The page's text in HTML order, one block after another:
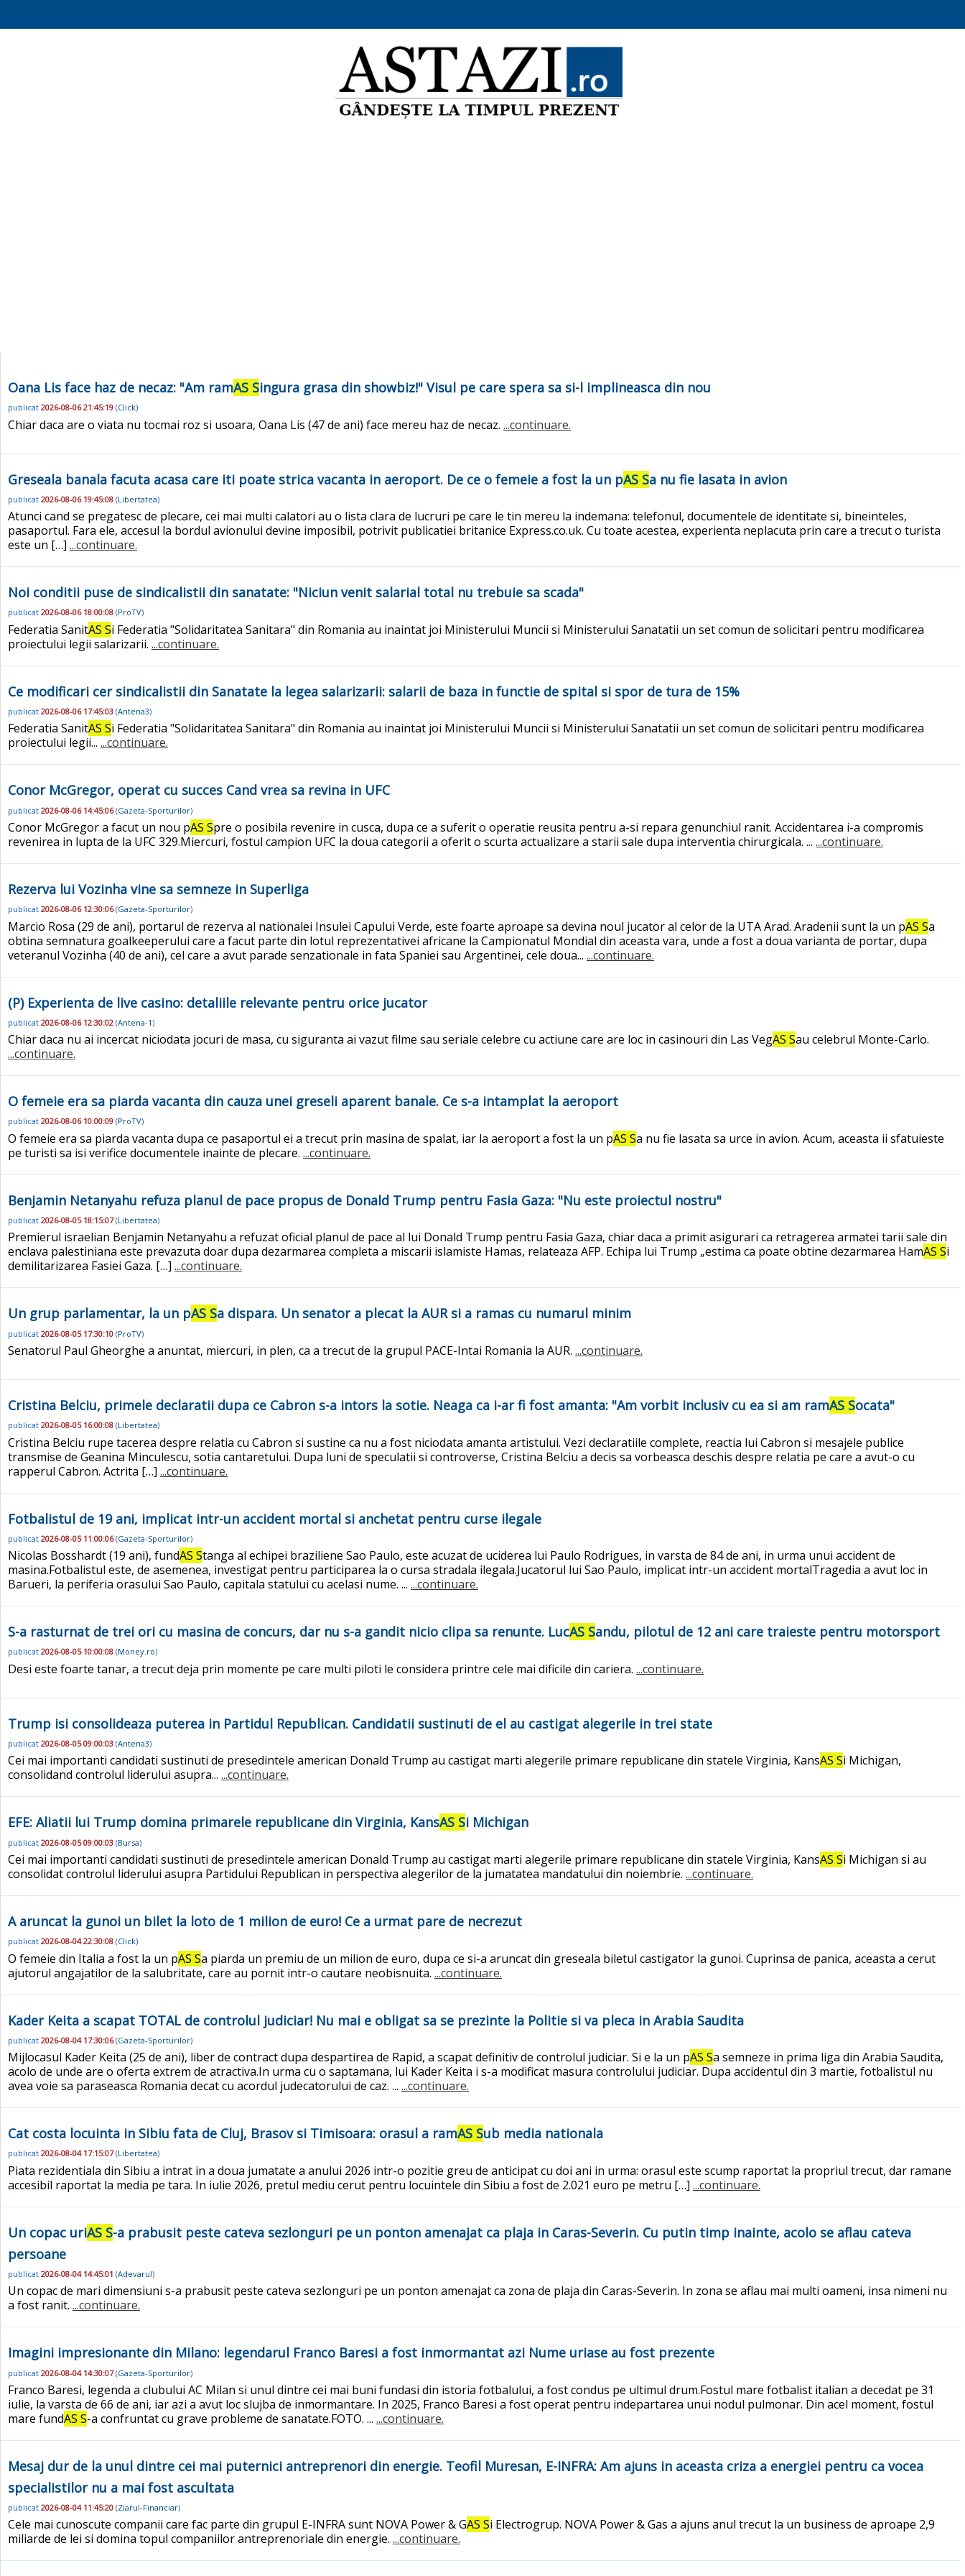
Oana Lis face haz de necaz: "Am ramAS Singura grasa din showbiz!" Visul pe care spera sa si-l implineasca din nou
publicat 2026-08-06 21:45:19 (Click)
Chiar daca are o viata nu tocmai roz si usoara, Oana Lis (47 de ani) face mereu haz de necaz. ...continuare.
Greseala banala facuta acasa care iti poate strica vacanta in aeroport. De ce o femeie a fost la un pAS Sa nu fie lasata in avion
publicat 2026-08-06 19:45:08 (Libertatea)
Atunci cand se pregatesc de plecare, cei mai multi calatori au o lista clara de lucruri pe care le tin mereu la indemana: telefonul, documentele de identitate si, bineinteles,
pasaportul. Fara ele, accesul la bordul avionului devine imposibil, potrivit publicatiei britanice Express.co.uk. Cu toate acestea, experienta neplacuta prin care a trecut o turista
este un […] ...continuare.
Noi conditii puse de sindicalistii din sanatate: "Niciun venit salarial total nu trebuie sa scada"
publicat 2026-08-06 18:00:08 (ProTV)
Federatia SanitAS Si Federatia "Solidaritatea Sanitara" din Romania au inaintat joi Ministerului Muncii si Ministerului Sanatatii un set comun de solicitari pentru modificarea
proiectului legii salarizarii. ...continuare.
Ce modificari cer sindicalistii din Sanatate la legea salarizarii: salarii de baza in functie de spital si spor de tura de 15%
publicat 2026-08-06 17:45:03 (Antena3)
Federatia SanitAS Si Federatia "Solidaritatea Sanitara" din Romania au inaintat joi Ministerului Muncii si Ministerului Sanatatii un set comun de solicitari pentru modificarea
proiectului legii... ...continuare.
Conor McGregor, operat cu succes Cand vrea sa revina in UFC
publicat 2026-08-06 14:45:06(Gazeta-Sporturilor)
Conor McGregor a facut un nou pAS Spre o posibila revenire in cusca, dupa ce a suferit o operatie reusita pentru a-si repara genunchiul ranit. Accidentarea i-a compromis
revenirea in lupta de la UFC 329.Miercuri, fostul campion UFC la doua categorii a oferit o scurta actualizare a starii sale dupa interventia chirurgicala. ... ...continuare.
Rezerva lui Vozinha vine sa semneze in Superliga
publicat 2026-08-06 12:30:06(Gazeta-Sporturilor)
Marcio Rosa (29 de ani), portarul de rezerva al nationalei Insulei Capului Verde, este foarte aproape sa devina noul jucator al celor de la UTA Arad. Aradenii sunt la un pAS Sa
obtina semnatura goalkeeperului care a facut parte din lotul reprezentativei africane la Campionatul Mondial din aceasta vara, unde a fost a doua varianta de portar, dupa
veteranul Vozinha (40 de ani), cel care a avut parade senzationale in fata Spaniei sau Argentinei, cele doua... ...continuare.
(P) Experienta de live casino: detaliile relevante pentru orice jucator
publicat 2026-08-06 12:30:02 (Antena-1)
Chiar daca nu ai incercat niciodata jocuri de masa, cu siguranta ai vazut filme sau seriale celebre cu actiune care are loc in casinouri din Las VegAS Sau celebrul Monte-Carlo.
...continuare.
O femeie era sa piarda vacanta din cauza unei greseli aparent banale. Ce s-a intamplat la aeroport
publicat 2026-08-06 10:00:09 (ProTV)
O femeie era sa piarda vacanta dupa ce pasaportul ei a trecut prin masina de spalat, iar la aeroport a fost la un pAS Sa nu fie lasata sa urce in avion. Acum, aceasta ii sfatuieste
pe turisti sa isi verifice documentele inainte de plecare. ...continuare.
Benjamin Netanyahu refuza planul de pace propus de Donald Trump pentru Fasia Gaza: "Nu este proiectul nostru"
publicat 2026-08-05 18:15:07(Libertatea)
Premierul israelian Benjamin Netanyahu a refuzat oficial planul de pace al lui Donald Trump pentru Fasia Gaza, chiar daca a primit asigurari ca retragerea armatei tarii sale din
enclava palestiniana este prevazuta doar dupa dezarmarea completa a miscarii islamiste Hamas, relateaza AFP. Echipa lui Trump „estima ca poate obtine dezarmarea HamAS Si
demilitarizarea Fasiei Gaza. […] ...continuare.
Un grup parlamentar, la un pAS Sa dispara. Un senator a plecat la AUR si a ramas cu numarul minim
publicat 2026-08-05 17:30:10 (ProTV)
Senatorul Paul Gheorghe a anuntat, miercuri, in plen, ca a trecut de la grupul PACE-Intai Romania la AUR. ...continuare.
Cristina Belciu, primele declaratii dupa ce Cabron s-a intors la sotie. Neaga ca i-ar fi fost amanta: "Am vorbit inclusiv cu ea si am ramAS Socata"
publicat 2026-08-05 16:00:08 (Libertatea)
Cristina Belciu rupe tacerea despre relatia cu Cabron si sustine ca nu a fost niciodata amanta artistului. Vezi declaratiile complete, reactia lui Cabron si mesajele publice
transmise de Geanina Minculescu, sotia cantaretului. Dupa luni de speculatii si controverse, Cristina Belciu a decis sa vorbeasca deschis despre relatia pe care a avut-o cu
rapperul Cabron. Actrita […] ...continuare.
Fotbalistul de 19 ani, implicat intr-un accident mortal si anchetat pentru curse ilegale
publicat 2026-08-05 11:00:06(Gazeta-Sporturilor)
Nicolas Bosshardt (19 ani), fundAS Stanga al echipei braziliene Sao Paulo, este acuzat de uciderea lui Paulo Rodrigues, in varsta de 84 de ani, in urma unui accident de
masina.Fotbalistul este, de asemenea, investigat pentru participarea la o cursa stradala ilegala.Jucatorul lui Sao Paulo, implicat intr-un accident mortalTragedia a avut loc in
Barueri, la periferia orasului Sao Paulo, capitala statului cu acelasi nume. ... ...continuare.
S-a rasturnat de trei ori cu masina de concurs, dar nu s-a gandit nicio clipa sa renunte. LucAS Sandu, pilotul de 12 ani care traieste pentru motorsport
publicat 2026-08-05 10:00:08 (Money.ro)
Desi este foarte tanar, a trecut deja prin momente pe care multi piloti le considera printre cele mai dificile din cariera. ...continuare.
Trump isi consolideaza puterea in Partidul Republican. Candidatii sustinuti de el au castigat alegerile in trei state
publicat 2026-08-05 09:00:03 (Antena3)
Cei mai importanti candidati sustinuti de presedintele american Donald Trump au castigat marti alegerile primare republicane din statele Virginia, KansAS Si Michigan,
consolidand controlul liderului asupra... ...continuare.
EFE: Aliatii lui Trump domina primarele republicane din Virginia, KansAS Si Michigan
publicat 2026-08-05 09:00:03 (Bursa)
Cei mai importanti candidati sustinuti de presedintele american Donald Trump au castigat marti alegerile primare republicane din statele Virginia, KansAS Si Michigan si au
consolidat controlul liderului asupra Partidului Republican in perspectiva alegerilor de la jumatatea mandatului din noiembrie. ...continuare.
A aruncat la gunoi un bilet la loto de 1 milion de euro! Ce a urmat pare de necrezut
publicat 2026-08-04 22:30:08 (Click)
O femeie din Italia a fost la un pAS Sa piarda un premiu de un milion de euro, dupa ce si-a aruncat din greseala biletul castigator la gunoi. Cuprinsa de panica, aceasta a cerut
ajutorul angajatilor de la salubritate, care au pornit intr-o cautare neobisnuita. ...continuare.
Kader Keita a scapat TOTAL de controlul judiciar! Nu mai e obligat sa se prezinte la Politie si va pleca in Arabia Saudita
publicat 2026-08-04 17:30:06(Gazeta-Sporturilor)
Mijlocasul Kader Keita (25 de ani), liber de contract dupa despartirea de Rapid, a scapat definitiv de controlul judiciar. Si e la un pAS Sa semneze in prima liga din Arabia Saudita,
acolo de unde are o oferta extrem de atractiva.In urma cu o saptamana, lui Kader Keita i s-a modificat masura controlului judiciar. Dupa accidentul din 3 martie, fotbalistul nu
avea voie sa paraseasca Romania decat cu acordul judecatorului de caz. ... ...continuare.
Cat costa locuinta in Sibiu fata de Cluj, Brasov si Timisoara: orasul a ramAS Sub media nationala
publicat 2026-08-04 17:15:07(Libertatea)
Piata rezidentiala din Sibiu a intrat in a doua jumatate a anului 2026 intr-o pozitie greu de anticipat cu doi ani in urma: orasul este scump raportat la propriul trecut, dar ramane
accesibil raportat la media pe tara. In iulie 2026, pretul mediu cerut pentru locuintele din Sibiu a fost de 2.021 euro pe metru […] ...continuare.
Un copac uriAS S-a prabusit peste cateva sezlonguri pe un ponton amenajat ca plaja in Caras-Severin. Cu putin timp inainte, acolo se aflau cateva
persoane
publicat 2026-08-04 14:45:01 (Adevarul)
Un copac de mari dimensiuni s-a prabusit peste cateva sezlonguri pe un ponton amenajat ca zona de plaja din Caras-Severin. In zona se aflau mai multi oameni, insa nimeni nu
a fost ranit. ...continuare.
Imagini impresionante din Milano: legendarul Franco Baresi a fost inmormantat azi Nume uriase au fost prezente
publicat 2026-08-04 14:30:07(Gazeta-Sporturilor)
Franco Baresi, legenda a clubului AC Milan si unul dintre cei mai buni fundasi din istoria fotbalului, a fost condus pe ultimul drum.Fostul mare fotbalist italian a decedat pe 31
iulie, la varsta de 66 de ani, iar azi a avut loc slujba de inmormantare. In 2025, Franco Baresi a fost operat pentru indepartarea unui nodul pulmonar. Din acel moment, fostul
mare fundAS S-a confruntat cu grave probleme de sanatate.FOTO. ... ...continuare.
Mesaj dur de la unul dintre cei mai puternici antreprenori din energie. Teofil Muresan, E-INFRA: Am ajuns in aceasta criza a energiei pentru ca vocea
specialistilor nu a mai fost ascultata
publicat 2026-08-04 11:45:20 (Ziarul-Financiar)
Cele mai cunoscute companii care fac parte din grupul E-INFRA sunt NOVA Power & GAS Si Electrogrup. NOVA Power & Gas a ajuns anul trecut la un business de aproape 2,9
miliarde de lei si domina topul companiilor antreprenoriale din energie. ...continuare.